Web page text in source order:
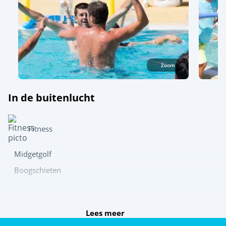
Zoom
In de buitenlucht
Fitness
Midgetgolf
Boogschieten
Tafeltennis
Lees meer